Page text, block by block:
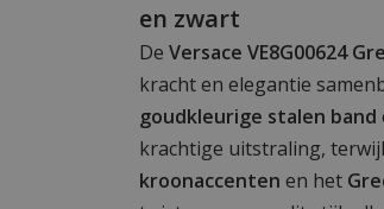
en zwart
De Versace VE8G00624
kracht en elegantie
goudkleurige stalen band
krachtige uitstraling,
kroonaccenten en het